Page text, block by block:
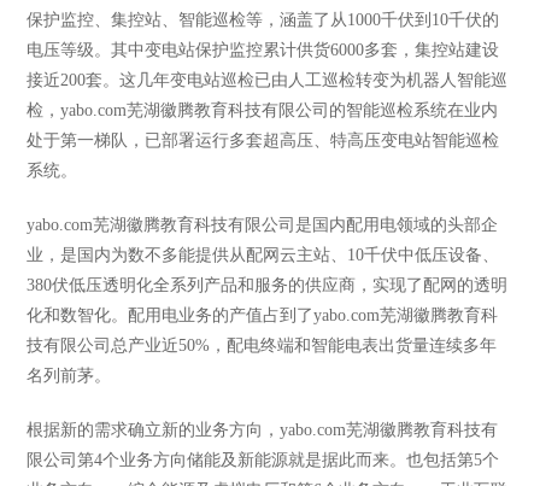
保护监控、集控站、智能巡检等，涵盖了从 1000千伏到10千伏的
电压等级。其中变电站保护监控累计供货6000多套，集控站建设
接近200套。这几年变电站巡检已由人工巡检转变为机器人智能巡
检，yabo.com芜湖徽腾教育科技有限公司的智能巡检系统在业内
处于第一梯队，已部署运行多套超高压、特高压变电站智能巡检
系统。
yabo.com芜湖徽腾教育科技有限公司是国内配用电领域的头部企
业，是国内为数不多能提供从配网云主站、 10千伏中低压设备、
380伏低压透明化全系列产品和服务的供应商，实现了配网的透明
化和数智化。配用电业务的产值占到了yabo.com芜湖徽腾教育科
技有限公司总产业近50%，配电终端和智能电表出货量连续多年
名列前茅。
根据新的需求确立新的业务方向，yabo.com芜湖徽腾教育科技有
限公司第4个业务方向储能及新能源就是据此而来。也包括第5个